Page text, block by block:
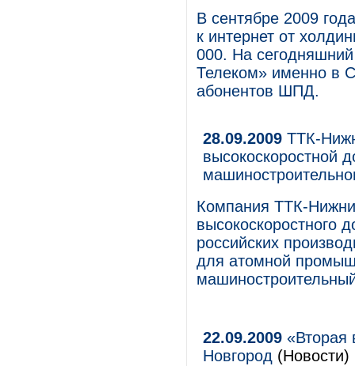
В сентябре 2009
к интернет от
000. На
Телеком» именно в
абонентов ШПД.
28.09.2009 ТТК-
высокоскоростной
Компания ТТК-
высокоскоростного
российских
для атомной
22.09.2009 «Вторая
Новгород (Новости)